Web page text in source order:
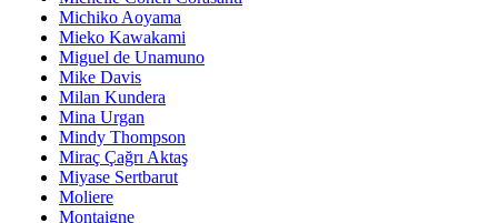
Michiko Aoyama
Mieko Kawakami
Miguel de Unamuno
Mike Davis
Milan Kundera
Mina Urgan
Mindy Thompson
Miraç Çağrı Aktaş
Miyase Sertbarut
Moliere
Montaigne